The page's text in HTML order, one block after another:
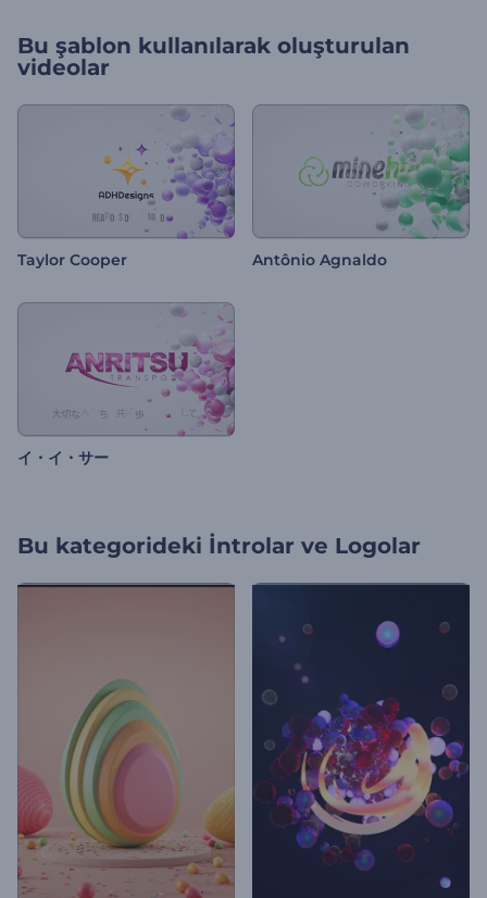
Bu şablon kullanılarak oluşturulan
videolar
Taylor Cooper Antônio Agnaldo
イ・イ・サー
Bu kategorideki İntrolar ve Logolar